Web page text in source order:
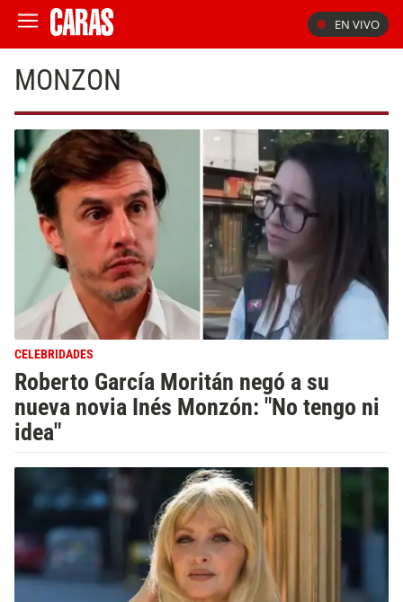
EN VIVO
MONZON
CELEBRIDADES
Roberto García Moritán negó a su
nueva novia Inés Monzón: "No tengo ni
idea"